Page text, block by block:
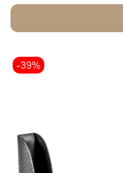
-39%